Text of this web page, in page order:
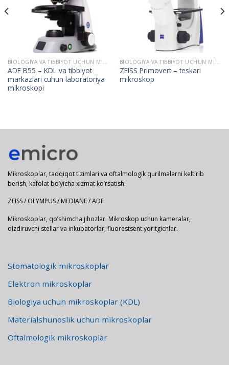
ADF B55 – KDL va tibbiyot
markazlari cuhun laboratoriya
mikroskopi
ZEISS Primovert – teskari
mikroskop
Mikroskoplar, tadqiqot tizimlari va oftalmologik qurilmalarni keltirib
berish, kafolat bo’yicha xizmat ko’rsatish.
ZEISS / OLYMPUS / MEDIANE / ADF
Mikroskoplar, qo’shimcha jihozlar. Mikroskop uchun kameralar,
qizdiruvchi stellar va inkubatorlar, fluorestsent yoritgichlar.
Stomatologik mikroskoplar
Elektron mikroskoplar
Biologiya uchun mikroskoplar (KDL)
Materialshunoslik uchun mikroskoplar
Oftalmologik mikroskoplar